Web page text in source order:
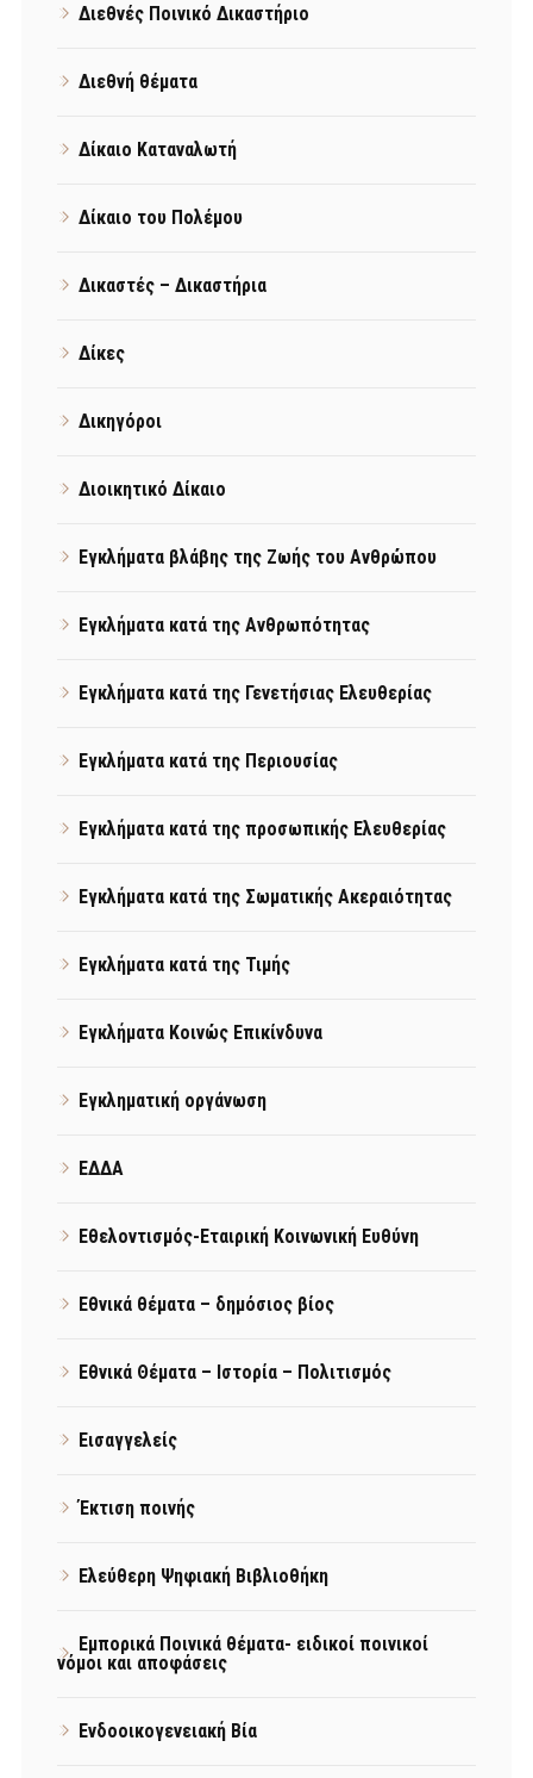
Διεθνές Ποινικό Δικαστήριο
Διεθνή θέματα
Δίκαιο Καταναλωτή
Δίκαιο του Πολέμου
Δικαστές – Δικαστήρια
Δίκες
Δικηγόροι
Διοικητικό Δίκαιο
Εγκλήματα βλάβης της Ζωής του Ανθρώπου
Εγκλήματα κατά της Ανθρωπότητας
Εγκλήματα κατά της Γενετήσιας Ελευθερίας
Εγκλήματα κατά της Περιουσίας
Εγκλήματα κατά της προσωπικής Ελευθερίας
Εγκλήματα κατά της Σωματικής Ακεραιότητας
Εγκλήματα κατά της Τιμής
Εγκλήματα Κοινώς Επικίνδυνα
Εγκληματική οργάνωση
ΕΔΔΑ
Εθελοντισμός-Εταιρική Κοινωνική Ευθύνη
Εθνικά θέματα – δημόσιος βίος
Εθνικά Θέματα – Ιστορία – Πολιτισμός
Εισαγγελείς
Έκτιση ποινής
Ελεύθερη Ψηφιακή Βιβλιοθήκη
Εμπορικά Ποινικά θέματα- ειδικοί ποινικοί
νόμοι και αποφάσεις
Ενδοοικογενειακή Βία